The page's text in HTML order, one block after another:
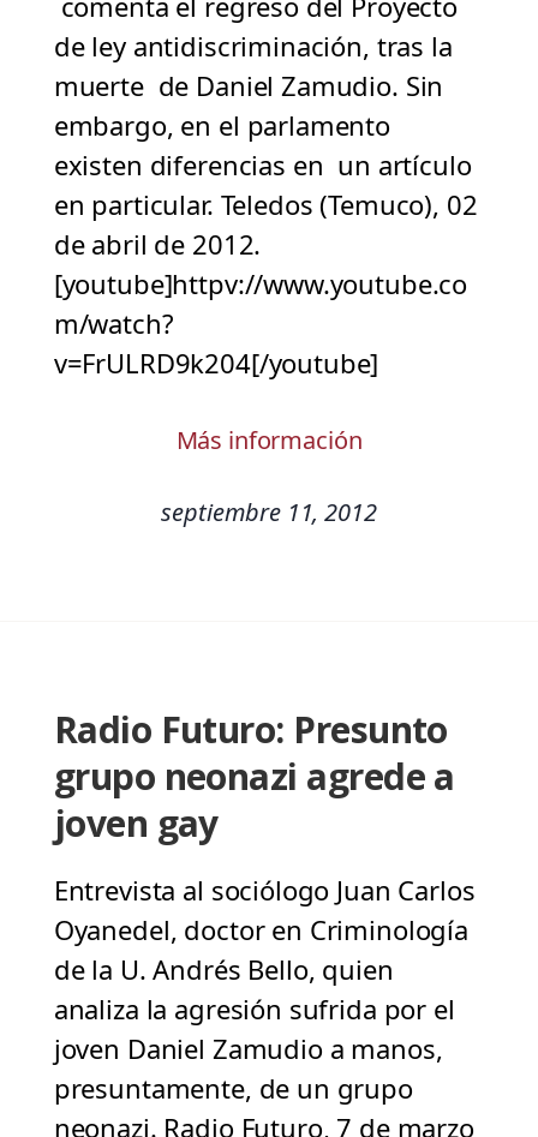
de ley antidiscriminación, tras la
muerte de Daniel Zamudio. Sin
embargo, en el parlamento
existen diferencias en un artículo
en particular. Teledos (Temuco), 02
de abril de 2012.
[youtube]httpv://www.youtube.co
m/watch?
v=FrULRD9k204[/youtube]
Más información
septiembre 11, 2012
Radio Futuro: Presunto
grupo neonazi agrede a
joven gay
Entrevista al sociólogo Juan Carlos
Oyanedel, doctor en Criminología
de la U. Andrés Bello, quien
analiza la agresión sufrida por el
joven Daniel Zamudio a manos,
presuntamente, de un grupo
neonazi. Radio Futuro, 7 de marzo